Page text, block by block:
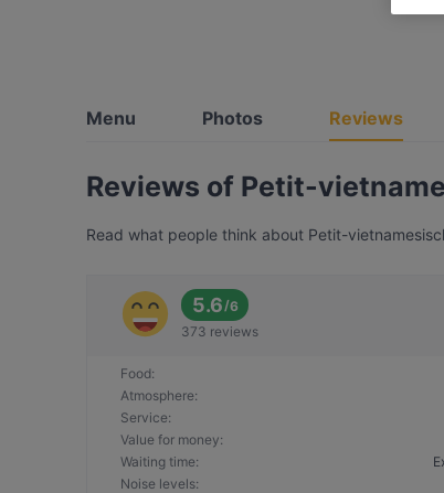
Menu Photos Reviews
Reviews of Petit-
Read what people think about Petit-
5.6/6
373 reviews
Food:
Atmosphere:
Service:
Value for money:
Waiting time:
Noise levels: